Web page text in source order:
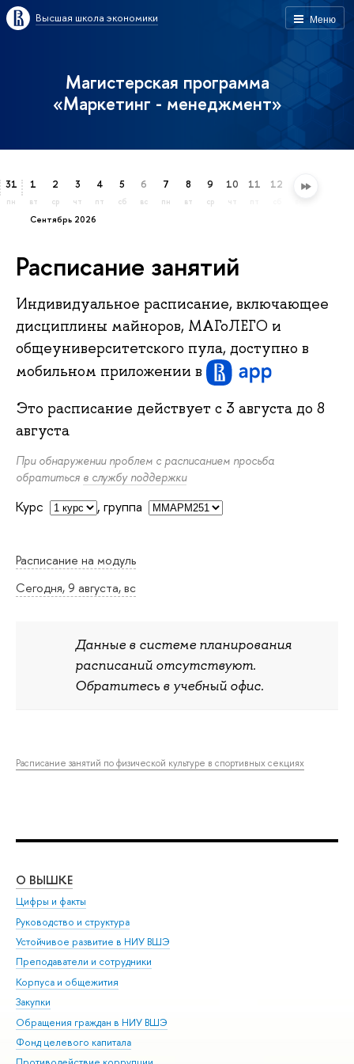
Меню
Высшая школа экономики
Магистерская программа
«Маркетинг - менеджмент»
31
пн
сентябрь 2026
1
вт
2
ср
3
чт
4
пт
5
сб
6
вс
7
пн
8
вт
9
ср
10
чт
11 12 13
Расписание на модуль
Сегодня, 9 августа, вс
Расписание занятий
Индивидуальное расписание, включающее
дисциплины майноров, МАГоЛЕГО и
общеуниверситетского пула, доступно в
мобильном приложении в
Это расписание действует с 3 августа до 8
августа
При обнаружении проблем с расписанием просьба
обратиться в службу поддержки
Курс , группа
Данные в системе планирования
расписаний отсутствуют.
Обратитесь в учебный офис.
Расписание занятий по физической культуре в спортивных секциях
О ВЫШКЕ
Цифры и факты
Руководство и структура
Устойчивое развитие в НИУ ВШЭ
Преподаватели и сотрудники
Корпуса и общежития
Закупки
Обращения граждан в НИУ ВШЭ
Фонд целевого капитала